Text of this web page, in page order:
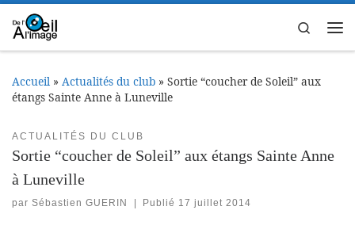
Passer au contenu
Search
Accueil » Actualités du club » Sortie “coucher de Soleil” aux
étangs Sainte Anne à Luneville
ACTUALITÉS DU CLUB
Sortie “coucher de Soleil” aux étangs Sainte Anne
à Luneville
par Sébastien GUERIN Publié 17 juillet 2014